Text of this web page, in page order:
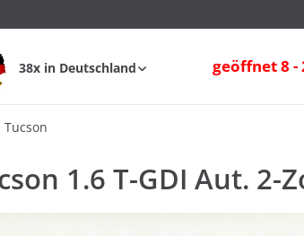
38x in Deutschland geöffnet 8 -
Tucson
1.6 T-GDI Aut. 2-
1.6 T-GDI Aut.